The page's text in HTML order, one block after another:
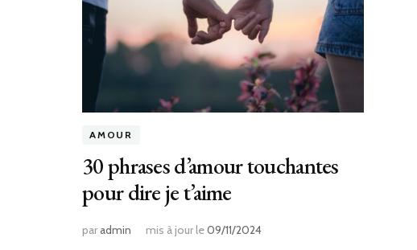
AMOUR
30 phrases d’amour touchantes
pour dire je t’aime
paradmin mis à jour le09/11/2024